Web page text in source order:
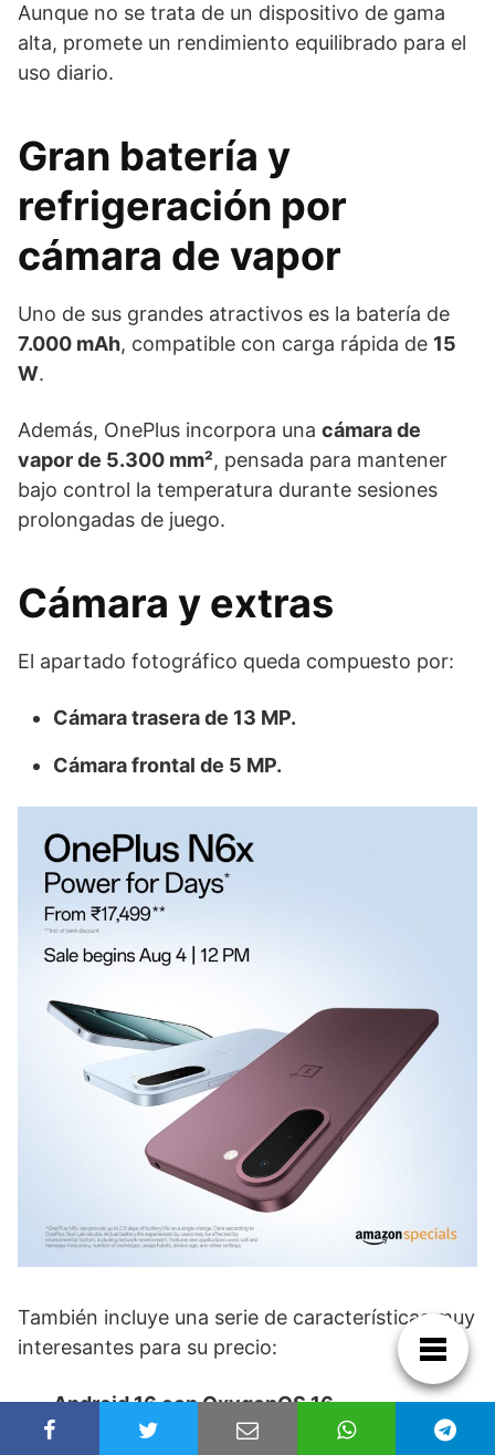
Aunque no se trata de un dispositivo de gama
alta, promete un rendimiento equilibrado para el
uso diario.
Gran batería y
refrigeración por
cámara de vapor
Uno de sus grandes atractivos es la batería de
7.000 mAh, compatible con carga rápida de 15
W.
Además, OnePlus incorpora una cámara de
vapor de 5.300 mm², pensada para mantener
bajo control la temperatura durante sesiones
prolongadas de juego.
Cámara y extras
El apartado fotográfico queda compuesto por:
Cámara trasera de 13 MP.
Cámara frontal de 5 MP.
También incluye una serie de características muy
interesantes para su precio:
Android 16 con OxygenOS 16.